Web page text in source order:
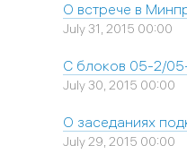
О встрече в
July 31, 2015 00:00
С блоков 05-2/
July 30, 2015 00:00
О заседаниях
July 29, 2015 00:00